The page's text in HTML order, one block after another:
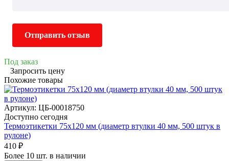
Отправить отзыв
Под заказ
Запросить цену
Похожие товары
Артикул: ЦБ-00018750
Доступно сегодня
Термоэтикетки 75х120 мм (диаметр втулки 40 мм, 500 штук в
рулоне)
410 ₽
Более 10 шт. в наличии